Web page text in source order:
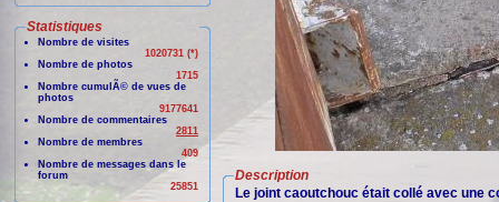
Statistiques
Nombre de visites
1020731 (*)
Nombre de photos
1715
Nombre cumulÃ© de vues de
photos
9177641
Nombre de commentaires
2811
Nombre de membres
409
Nombre de messages dans le
forum
25851
Description
Le joint caoutchouc était collé avec une